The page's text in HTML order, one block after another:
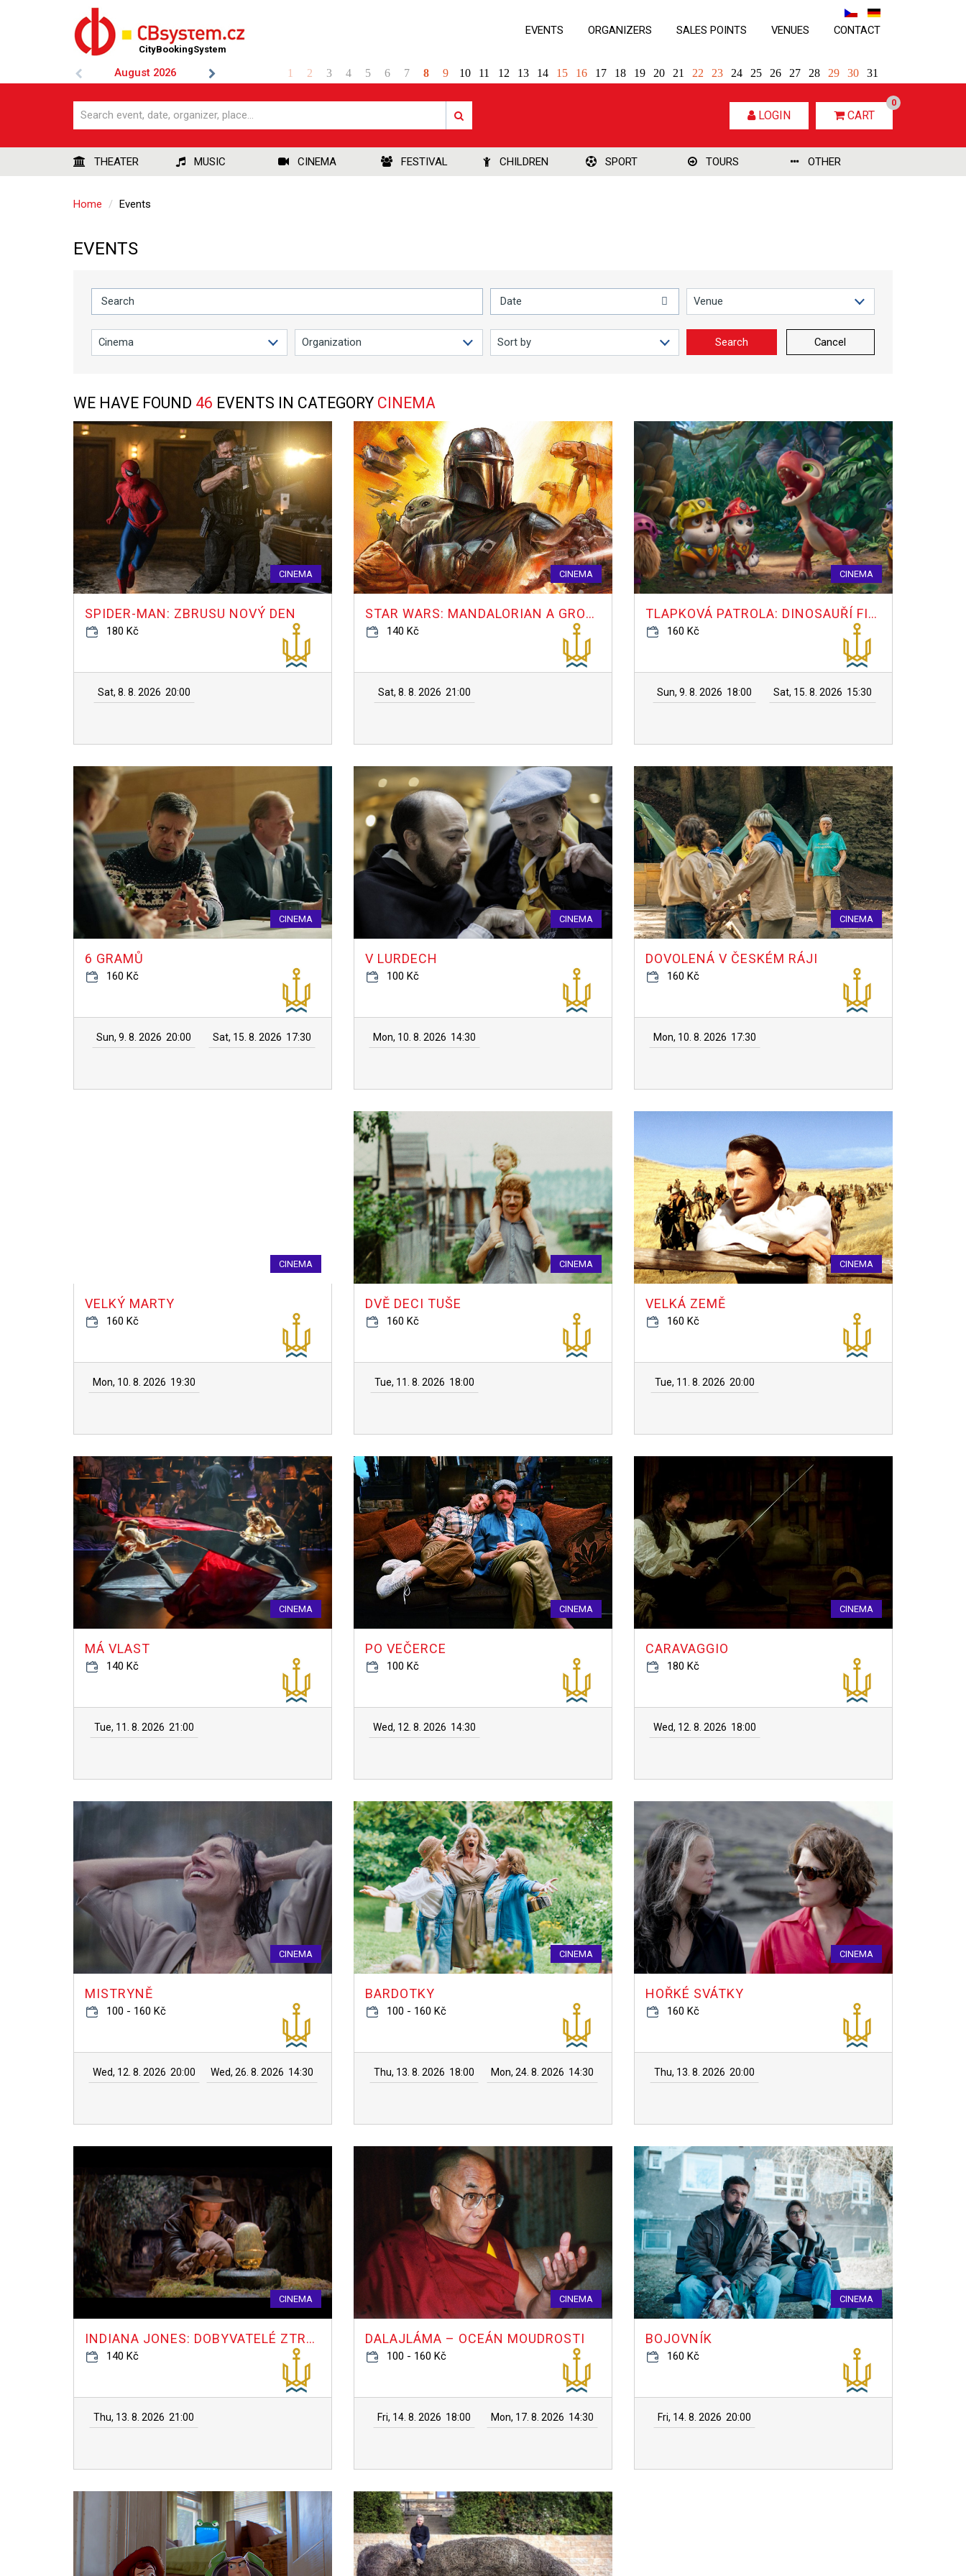
CityBookingSystem
EVENTS ORGANIZERS SALES POINTS VENUES CONTACT
LOGIN CART
0
August 2026 1 2 3 4 5 6 7 8 9 10 11 12 13 14 15 16 17 18 19 20 21 22 23 24 25 26 27 28 29 30 31
THEATER MUSIC CINEMA FESTIVAL CHILDREN SPORT TOURS OTHER
Home Events
EVENTS
Search Cancel
WE HAVE FOUND 46 EVENTS IN CATEGORY CINEMA
CINEMA
SPIDER-MAN: ZBRUSU NOVÝ DEN
180 Kč
Sat, 8. 8. 2026 20:00
CINEMA
STAR WARS: MANDALORIAN A GROGU
140 Kč
Sat, 8. 8. 2026 21:00
CINEMA
TLAPKOVÁ PATROLA: DINOSAUŘÍ FILM
160 Kč
Sun, 9. 8. 2026 18:00 Sat, 15. 8. 2026 15:30
CINEMA
6 GRAMŮ
160 Kč
Sun, 9. 8. 2026 20:00 Sat, 15. 8. 2026 17:30
CINEMA
V LURDECH
100 Kč
Mon, 10. 8. 2026 14:30
CINEMA
DOVOLENÁ V ČESKÉM RÁJI
160 Kč
Mon, 10. 8. 2026 17:30
CINEMA
VELKÝ MARTY
160 Kč
Mon, 10. 8. 2026 19:30
CINEMA
DVĚ DECI TUŠE
160 Kč
Tue, 11. 8. 2026 18:00
CINEMA
VELKÁ ZEMĚ
160 Kč
Tue, 11. 8. 2026 20:00
CINEMA
MÁ VLAST
140 Kč
Tue, 11. 8. 2026 21:00
CINEMA
PO VEČERCE
100 Kč
Wed, 12. 8. 2026 14:30
CINEMA
CARAVAGGIO
180 Kč
Wed, 12. 8. 2026 18:00
CINEMA
MISTRYNĚ
100 - 160 Kč
Wed, 12. 8. 2026 20:00 Wed, 26. 8. 2026 14:30
CINEMA
BARDOTKY
100 - 160 Kč
Thu, 13. 8. 2026 18:00 Mon, 24. 8. 2026 14:30
CINEMA
HOŘKÉ SVÁTKY
160 Kč
Thu, 13. 8. 2026 20:00
CINEMA
INDIANA JONES: DOBYVATELÉ ZTRACENÉ ARCHY
140 Kč
Thu, 13. 8. 2026 21:00
CINEMA
DALAJLÁMA – OCEÁN MOUDROSTI
100 - 160 Kč
Fri, 14. 8. 2026 18:00 Mon, 17. 8. 2026 14:30
CINEMA
BOJOVNÍK
160 Kč
Fri, 14. 8. 2026 20:00